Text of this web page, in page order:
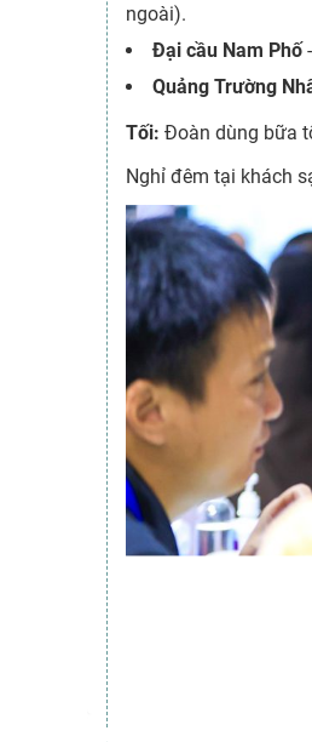
ngoài).
Đại cầu Nam Phố
Quảng Trường
Tối: Đoàn dùng bữa
Nghỉ đêm tại khách